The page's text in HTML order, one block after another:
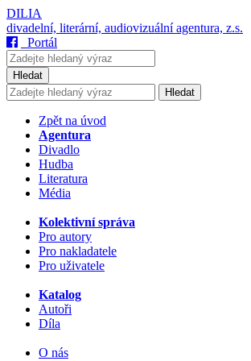
DILIA
divadelní, literární, audiovizuální agentura, z.s.
Portál
Hledat
Hledat
Zpět na úvod
Agentura
Divadlo
Hudba
Literatura
Média
Kolektivní správa
Pro autory
Pro nakladatele
Pro uživatele
Katalog
Autoři
Díla
O nás